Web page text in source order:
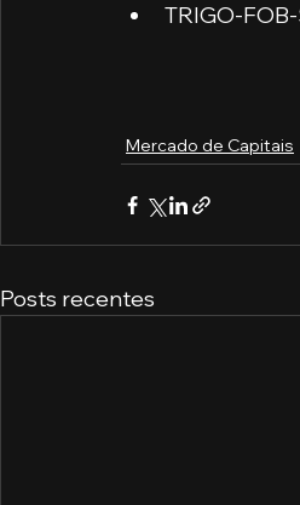
TRIGO-
Mercado de Capitais
Posts recentes